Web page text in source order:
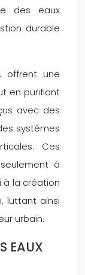
des eaux
durable
offrent une
en purifiant
avec des
systèmes
Ces
à
à la création
luttant ainsi
urbain.
EAUX